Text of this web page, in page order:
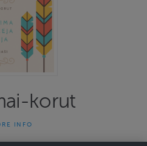
korut
korut herättävät
INFO